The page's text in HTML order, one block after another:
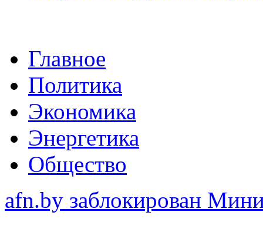
Главное
Политика
Экономика
Энергетика
Общество
afn.by заблокирован